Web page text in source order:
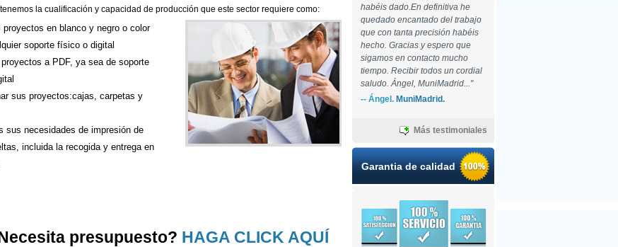
la cualificación y capacidad de producción que este sector requiere como:
proyectos en blanco y negro o color
soporte físico o digital
a PDF, ya sea de soporte
sus proyectos:cajas, carpetas y
sus necesidades de impresión de
incluida la recogida y entrega en
presupuesto? HAGA CLICK AQUÍ
habéis dado.En definitiva he
quedado encantado del trabajo
que con tanta precisión habéis
hecho. Gracias y espero que
sigamos en contacto mucho
tiempo. Recibir todos un cordial
saludo. Ángel, MuniMadrid..."
-- Ángel. MuniMadrid.
Más testimoniales
Garantia de calidad